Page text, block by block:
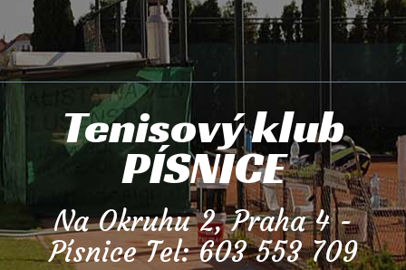
Tenisový klub
PÍSNICE
Na Okruhu 2, Praha 4 -
Písnice Tel: 603 553 709